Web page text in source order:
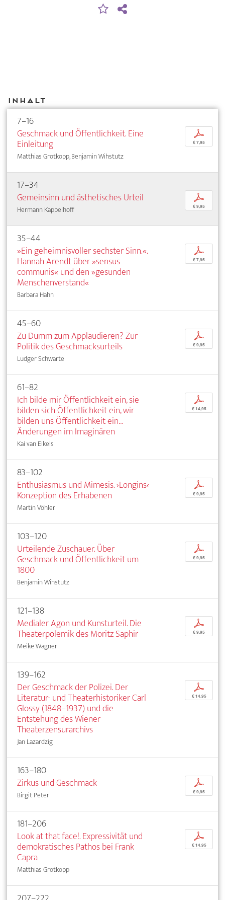
Inhalt
7–16
Geschmack und Öffentlichkeit. Eine
Einleitung
Matthias Grotkopp, Benjamin Wihstutz
p
€ 7,95
17–34
Gemeinsinn und ästhetisches Urteil
Hermann Kappelhoff
p
€ 9,95
35–44
»Ein geheimnisvoller sechster Sinn.«.
Hannah Arendt über »sensus
communis« und den »gesunden
Menschenverstand«
Barbara Hahn
p
€ 7,95
45–60
Zu Dumm zum Applaudieren? Zur
Politik des Geschmacksurteils
Ludger Schwarte
p
€ 9,95
61–82
Ich bilde mir Öffentlichkeit ein, sie
bilden sich Öffentlichkeit ein, wir
bilden uns Öffentlichkeit ein…
Änderungen im Imaginären
Kai van Eikels
p
€ 14,95
83–102
Enthusiasmus und Mimesis. ›Longins‹
Konzeption des Erhabenen
Martin Vöhler
p
€ 9,95
103–120
Urteilende Zuschauer. Über
Geschmack und Öffentlichkeit um
1800
Benjamin Wihstutz
p
€ 9,95
121–138
Medialer Agon und Kunsturteil. Die
Theaterpolemik des Moritz Saphir
Meike Wagner
p
€ 9,95
139–162
Der Geschmack der Polizei. Der
Literatur- und Theaterhistoriker Carl
Glossy (1848–1937) und die
Entstehung des Wiener
Theaterzensurarchivs
Jan Lazardzig
p
€ 14,95
163–180
Zirkus und Geschmack
Birgit Peter
p
€ 9,95
181–206
Look at that face!. Expressivität und
demokratisches Pathos bei Frank
Capra
Matthias Grotkopp
p
€ 14,95